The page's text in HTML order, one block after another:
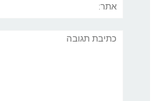
תגובה